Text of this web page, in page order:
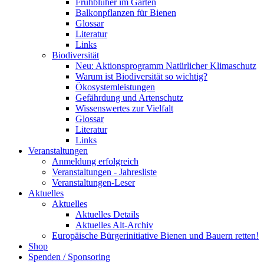
Frühblüher im Garten
Balkonpflanzen für Bienen
Glossar
Literatur
Links
Biodiversität
Neu: Aktionsprogramm Natürlicher Klimaschutz
Warum ist Biodiversität so wichtig?
Ökosystemleistungen
Gefährdung und Artenschutz
Wissenswertes zur Vielfalt
Glossar
Literatur
Links
Veranstaltungen
Anmeldung erfolgreich
Veranstaltungen - Jahresliste
Veranstaltungen-Leser
Aktuelles
Aktuelles
Aktuelles Details
Aktuelles Alt-Archiv
Europäische Bürgerinitiative Bienen und Bauern retten!
Shop
Spenden / Sponsoring